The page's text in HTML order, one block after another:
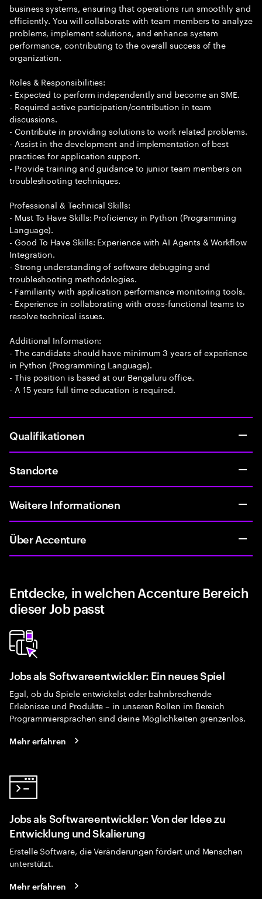
business systems, ensuring that operations run smoothly and
efficiently. You will collaborate with team members to analyze
problems, implement solutions, and enhance system
performance, contributing to the overall success of the
organization.
Roles & Responsibilities:
- Expected to perform independently and become an SME.
- Required active participation/contribution in team
discussions.
- Contribute in providing solutions to work related problems.
- Assist in the development and implementation of best
practices for application support.
- Provide training and guidance to junior team members on
troubleshooting techniques.
Professional & Technical Skills:
- Must To Have Skills: Proficiency in Python (Programming
Language).
- Good To Have Skills: Experience with AI Agents & Workflow
Integration.
- Strong understanding of software debugging and
troubleshooting methodologies.
- Familiarity with application performance monitoring tools.
- Experience in collaborating with cross-functional teams to
resolve technical issues.
Additional Information:
- The candidate should have minimum 3 years of experience
in Python (Programming Language).
- This position is based at our Bengaluru office.
- A 15 years full time education is required.
Qualifikationen
Standorte
Weitere Informationen
Über Accenture
Entdecke, in welchen Accenture Bereich
dieser Job passt
Jobs als Softwareentwickler: Ein neues Spiel
Egal, ob du Spiele entwickelst oder bahnbrechende
Erlebnisse und Produkte – in unseren Rollen im Bereich
Programmiersprachen sind deine Möglichkeiten grenzenlos.
Mehr erfahren
Jobs als Softwareentwickler: Von der Idee zu
Entwicklung und Skalierung
Erstelle Software, die Veränderungen fördert und Menschen
unterstützt.
Mehr erfahren